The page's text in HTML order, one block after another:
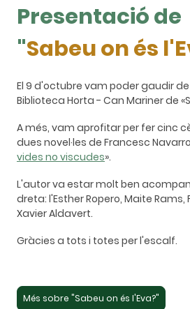
Presentació de
"Sabeu on és
El 9 d'octubre vam poder gaudir
Biblioteca Horta - Can Mariner de
A més, vam aprofitar per fer cinc
dues novel·les de Francesc
vides no viscudes».
L'autor va estar molt ben
dreta: l'Esther Ropero, Maite Rams,
Xavier Aldavert.
Gràcies a tots i totes per l'escalf.
Més sobre "Sabeu on és l'Eva?"